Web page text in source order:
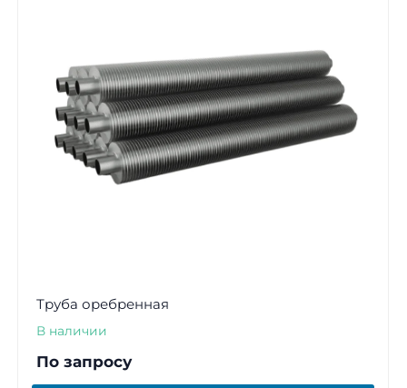
Труба оребренная
В наличии
По запросу